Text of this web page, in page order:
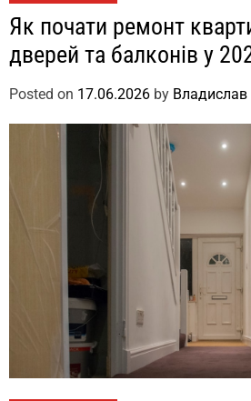
Як почати ремонт
дверей та балконів у
Posted on 17.06.2026 by Владислав